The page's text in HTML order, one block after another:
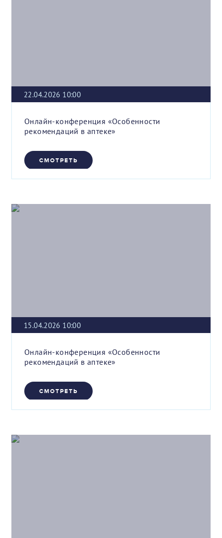
22.04.2026 10:00
Онлайн-конференция «Особенности
рекомендаций в аптеке»
СМОТРЕТЬ
15.04.2026 10:00
Онлайн-конференция «Особенности
рекомендаций в аптеке»
СМОТРЕТЬ